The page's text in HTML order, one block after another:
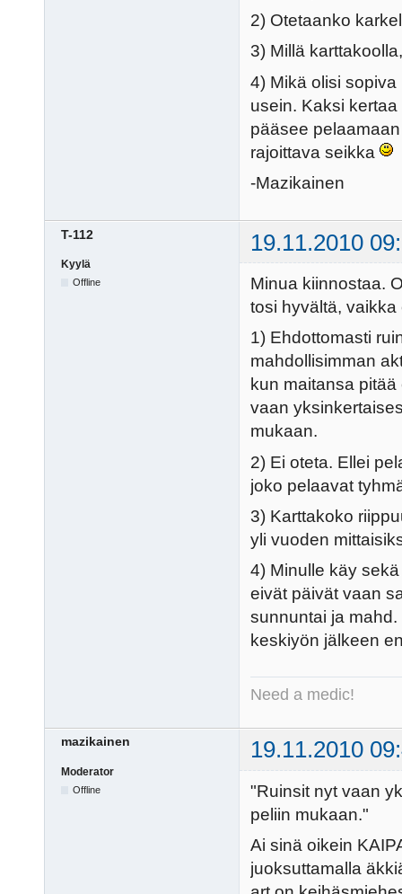
2) Otetaanko
3) Millä
4) Mikä olisi
usein. Kaksi
pääsee
rajoittava seikka
-Mazikainen
T-112 19.11.2010
Kyylä
Offline
Minua kiinnostaa.
tosi hyvältä,
1) Ehdottomasti
mahdollisimman
kun maitansa
vaan
mukaan.
2) Ei oteta. Ellei
joko pelaavat
3) Karttakoko
yli vuoden
4) Minulle käy
eivät päivät vaan
sunnuntai ja
keskiyön jälkeen
Need a medic!
mazikainen 19.11.2010
Moderator
Offline
"Ruinsit nyt vaan
peliin mukaan."
Ai sinä oikein
juoksuttamalla